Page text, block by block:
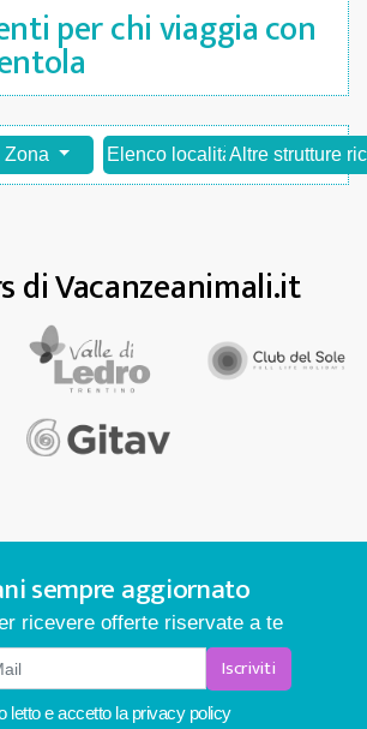
per chi viaggia con
Zona Elenco localitàAltre strutture
di Vacanzeanimali.it
sempre aggiornato
ricevere offerte riservate a te
Iscriviti
letto e accetto laprivacy policy